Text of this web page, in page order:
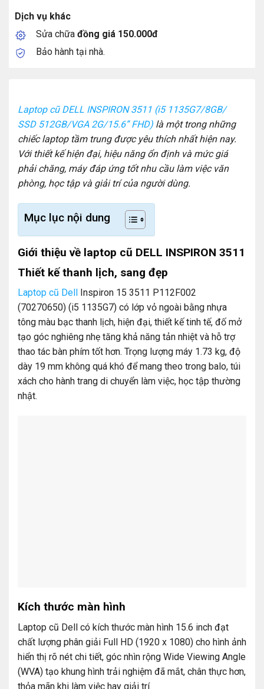
Dịch vụ khác
Sửa chữa đồng giá 150.000đ
Bảo hành tại nhà.
Laptop cũ DELL INSPIRON 3511 (i5 1135G7/8GB/
SSD 512GB/VGA 2G/15.6” FHD) là một trong những
chiếc laptop tầm trung được yêu thích nhất hiện nay.
Với thiết kế hiện đại, hiệu năng ổn định và mức giá
phải chăng, máy đáp ứng tốt nhu cầu làm việc văn
phòng, học tập và giải trí của người dùng.
Mục lục nội dung
Giới thiệu về laptop cũ DELL INSPIRON 3511
Thiết kế thanh lịch, sang đẹp
Laptop cũ Dell
Inspiron 15 3511 P112F002
(70270650) (i5 1135G7) có lớp vỏ ngoài bằng nhựa
tông màu bạc thanh lịch, hiện đại, thiết kế tinh tế, đố mở
tạo góc nghiêng nhẹ tăng khả năng tản nhiệt và hỗ trợ
thao tác bàn phím tốt hơn. Trọng lượng máy 1.73 kg, độ
dày 19 mm không quá khó để mang theo trong balo, túi
xách cho hành trang di chuyển làm việc, học tập thường
nhật.
Kích thước màn hình
Laptop cũ Dell có kích thước màn hình 15.6 inch đạt
chất lượng phân giải Full HD (1920 x 1080) cho hình ảnh
hiển thị rõ nét chi tiết, góc nhìn rộng Wide Viewing Angle
(WVA) tạo khung hình trải nghiệm đã mắt, chân thực hơn,
thỏa mãn khi làm việc hay giải trí.